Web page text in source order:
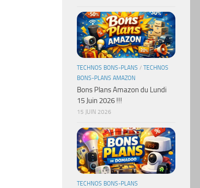
TECHNOS BONS-PLANS / TECHNOS
BONS-PLANS AMAZON
Bons Plans Amazon du Lundi
15 Juin 2026 !!!
15 JUIN 2026
TECHNOS BONS-PLANS